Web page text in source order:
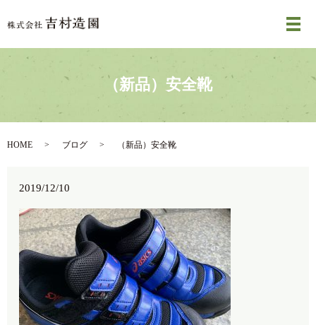
メ
（新品）安全靴
HOME ブログ （新品）安全靴
2019/12/10